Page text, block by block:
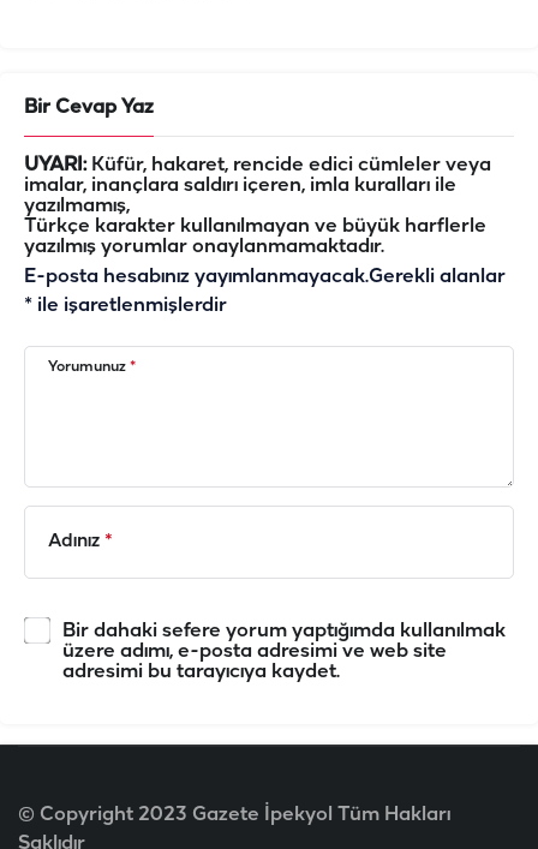
Bir Cevap Yaz
UYARI:Küfür, hakaret, rencide edici cümleler veya
imalar, inançlara saldırı içeren, imla kuralları ile
yazılmamış,
Türkçe karakter kullanılmayan ve büyük harflerle
yazılmış yorumlar onaylanmamaktadır.
E-posta hesabınız yayımlanmayacak.Gerekli alanlar
* ile işaretlenmişlerdir
Yorumunuz *
Adınız *
Bir dahaki sefere yorum yaptığımda kullanılmak
üzere adımı, e-posta adresimi ve web site
adresimi bu tarayıcıya kaydet.
© Copyright 2023 Gazete İpekyol Tüm Hakları
Saklıdır